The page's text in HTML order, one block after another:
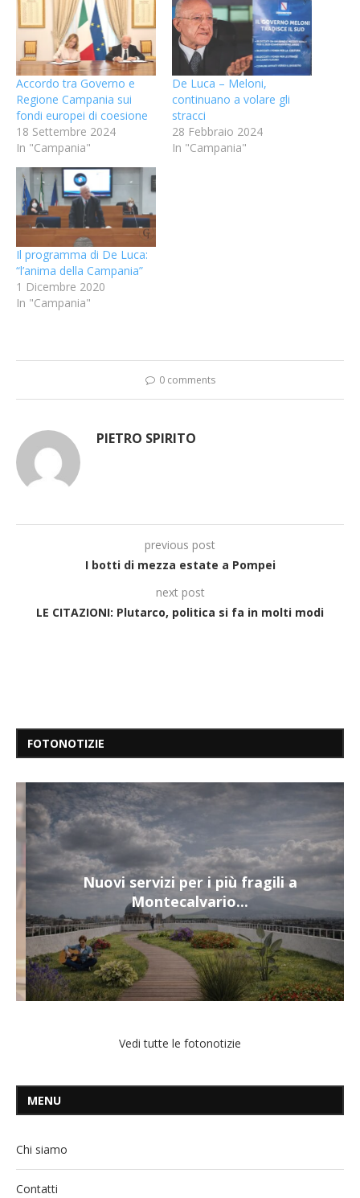
Accordo tra Governo e
Regione Campania sui
fondi europei di coesione
18 Settembre 2024
In "Campania"
De Luca – Meloni,
continuano a volare gli
stracci
28 Febbraio 2024
In "Campania"
Il programma di De Luca:
“l’anima della Campania”
1 Dicembre 2020
In "Campania"
0 comments
PIETRO SPIRITO
previous post
I botti di mezza estate a Pompei
next post
LE CITAZIONI: Plutarco, politica si fa in molti modi
FOTONOTIZIE
Nuovi servizi per i più fragili a
Montecalvario...
Vedi tutte le fotonotizie
MENU
Chi siamo
Contatti